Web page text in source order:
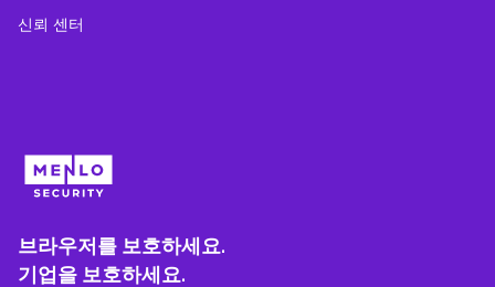
신뢰 센터
브라우저를 보호하세요.
기업을 보호하세요.